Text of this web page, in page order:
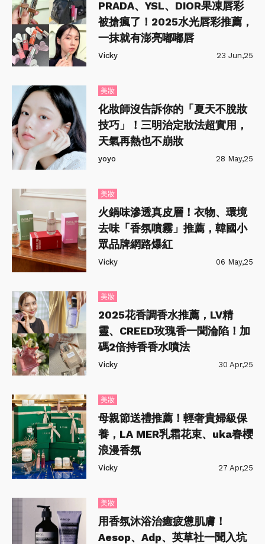
PRADA、YSL、DIOR果凍唇彩
被搶瘋了！2025水光唇彩推薦，
一抹就有澎亮嘟嘟唇
Vicky 23 Jun,25
美妝
化妝師沒告訴你的「夏天不脫妝
技巧」！三明治定妝法超實用，
天氣再熱也不崩妝
yoyo 28 May,25
美妝
火鍋味滲透真皮層！衣物、環境
去味「香氛噴霧」推薦，韓國小
眾品牌網路爆紅
Vicky 06 May,25
美妝
2025花香調香水推薦，LV精
靈、CREED玫瑰香一聞淪陷！加
碼2倍持香香水噴法
Vicky 30 Apr,25
美妝
母親節送禮推薦！輕奢貴婦級保
養，LA MER乳霜花束、uka春櫻
浪漫香氛
Vicky 27 Apr,25
美妝
用香氛沐浴治癒疲憊肌膚！
Aesop、Adp、英草社一聞入坑